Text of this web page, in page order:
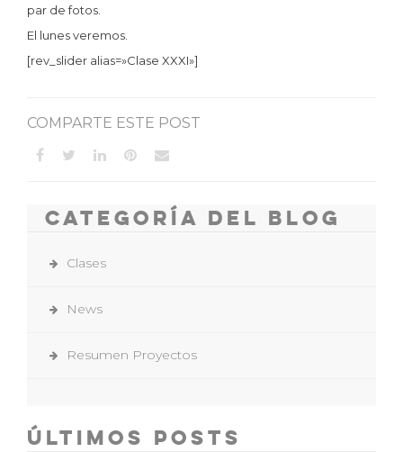
par de fotos.
El lunes veremos.
[rev_slider alias=»Clase XXXI»]
COMPARTE ESTE POST
Categoría del Blog
Clases
News
Resumen Proyectos
Últimos Posts